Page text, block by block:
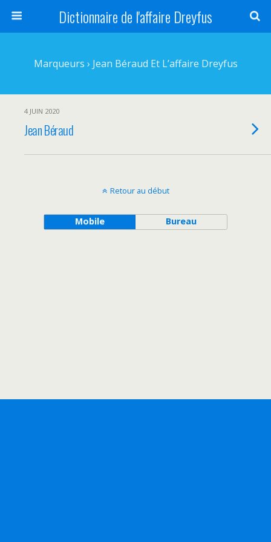
Dictionnaire de l'affaire Dreyfus
Marqueurs › Jean Béraud Et L’affaire Dreyfus
4 JUIN 2020
Jean Béraud
Retour au début
Mobile Bureau